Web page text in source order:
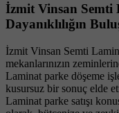
İzmit Vinsan Semti
Dayanıklılığın
İzmit Vinsan Semti
mekanlarınızın
Laminat parke döşeme
kusursuz bir sonuç elde
Laminat parke satışı